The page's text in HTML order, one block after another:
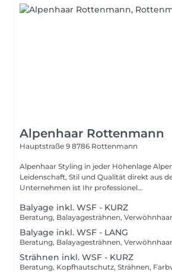
Alpenhaar Rottenmann
Hauptstraße 9 8786 Rottenmann
Alpenhaar Styling in jeder Höhenlage Alpenhaar steht für
Leidenschaft, Stil und Qualität direkt aus den Bergen. Das
Unternehmen ist Ihr professionel...
Balyage inkl. WSF - KURZ
Balyage inkl. WSF - LANG
Strähnen inkl. WSF - KURZ